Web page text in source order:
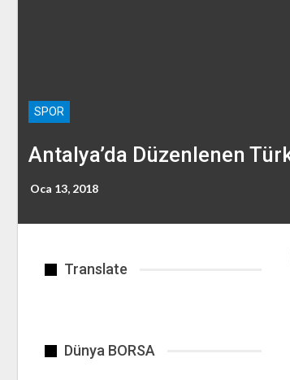
SPOR
Antalya’da Düzenlenen
Oca 13, 2018
Translate
Dünya BORSA